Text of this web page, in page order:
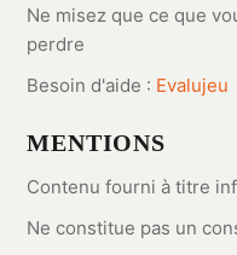
Ne misez que ce que
perdre
Besoin d'aide : Evalujeu
MENTIONS
Contenu fourni à titre
Ne constitue pas un